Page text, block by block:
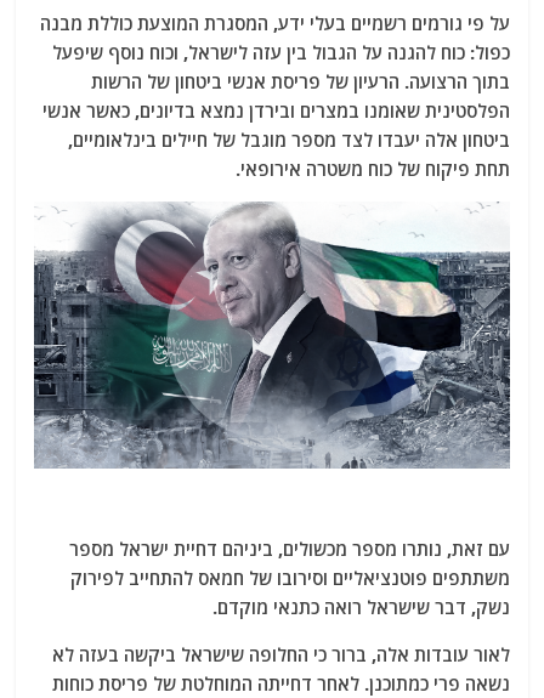
על פי גורמים רשמיים בעלי ידע, המסגרת המוצעת כוללת מבנה
כפול: כוח להגנה על הגבול בין עזה לישראל, וכוח נוסף שיפעל
בתוך הרצועה. הרעיון של פריסת אנשי ביטחון של הרשות
הפלסטינית שאומנו במצרים ובירדן נמצא בדיונים, כאשר אנשי
ביטחון אלה יעבדו לצד מספר מוגבל של חיילים בינלאומיים,
תחת פיקוח של כוח משטרה אירופאי.
עם זאת, נותרו מספר מכשולים, ביניהם דחיית ישראל מספר
משתתפים פוטנציאליים וסירובו של חמאס להתחייב לפירוק
נשק, דבר שישראל רואה כתנאי מוקדם.
לאור עובדות אלה, ברור כי החלופה שישראל ביקשה בעזה לא
נשאה פרי כמתוכנן. לאחר דחייתה המוחלטת של פריסת כוחות